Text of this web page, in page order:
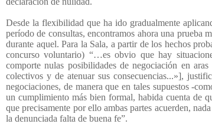
Desde la flexibilidad que ha ido gradualmente
período de consultas, encontramos ahora una prueba
durante aquel. Para la Sala, a partir de los hechos
concurso voluntario) “…es obvio que hay
comporte nulas posibilidades de negociación en
colectivos y de atenuar sus consecuencias...»],
negociaciones, de manera que en tales supuestos -
un cumplimiento más bien formal, habida cuenta de
que precisamente por ello ambas partes acuerden,
la denunciada falta de buena fe”.